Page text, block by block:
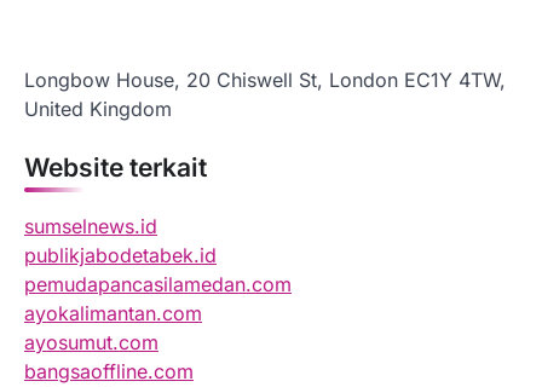
Longbow House, 20 Chiswell St, London EC1Y 4TW,
United Kingdom
Website terkait
sumselnews.id
publikjabodetabek.id
pemudapancasilamedan.com
ayokalimantan.com
ayosumut.com
bangsaoffline.com